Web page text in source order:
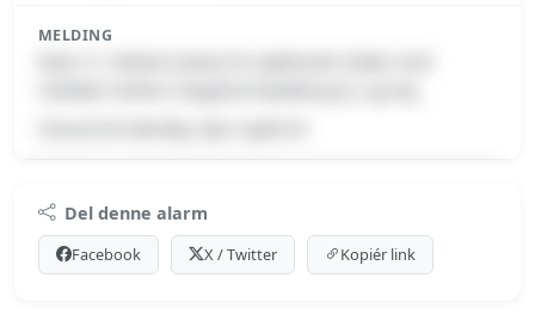
MELDING
Log ind med Premium for at se meldingen og kortet.
Se Premium-muligheder
Del denne alarm
Facebook X / Twitter Kopiér link